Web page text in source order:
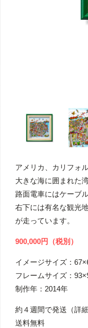
アメリカ、カリフォ
大きな海に囲まれた
路面電車にはケーブ
右下には有名な観光
が走っています。
900,000円（税別）
イメージサイズ：
フレームサイズ：
制作年：2014年
約４週間で発送（詳
送料無料